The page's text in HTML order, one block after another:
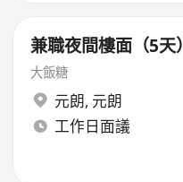
兼職夜間樓面（5天）
大飯糖
元朗, 元朗
工作日面議